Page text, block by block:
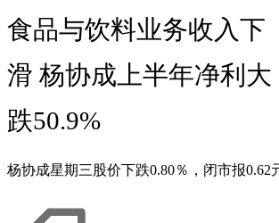
食品与饮料业务收入下
滑 杨协成上半年净利大
跌50.9%
杨协成星期三股价下跌0.80％，闭市报0.62